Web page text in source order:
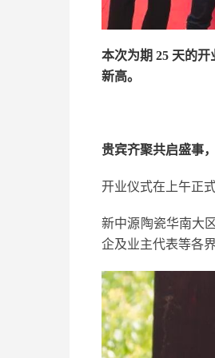
本次为期 25 天的
新高。
贵宾齐聚共启盛事
开业仪式在上午正
新中源陶瓷华南大
企及业主代表等各